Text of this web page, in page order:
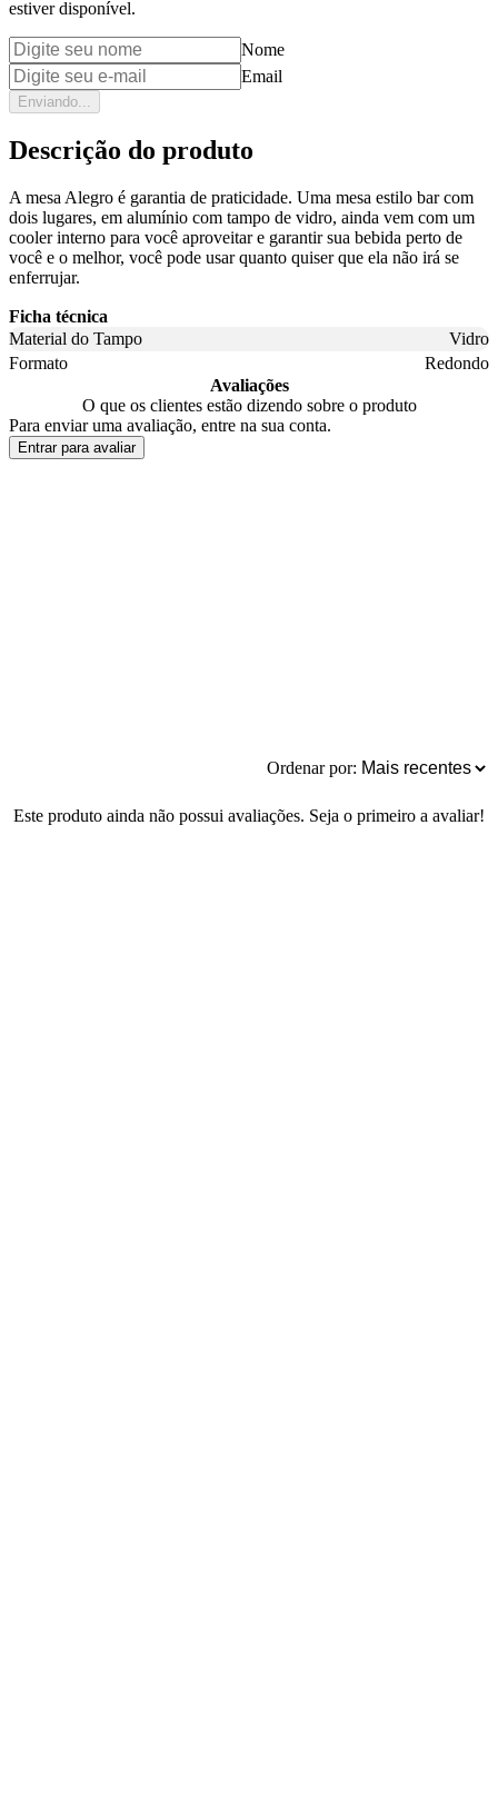
estiver disponível.
Nome
Email
Enviando...
Descrição do produto
A mesa Alegro é garantia de praticidade. Uma mesa estilo bar com
dois lugares, em alumínio com tampo de vidro, ainda vem com um
cooler interno para você aproveitar e garantir sua bebida perto de
você e o melhor, você pode usar quanto quiser que ela não irá se
enferrujar.
Ficha técnica
Material do Tampo
Vidro
Formato
Redondo
Avaliações
O que os clientes estão dizendo sobre o produto
Para enviar uma avaliação, entre na sua conta.
Entrar para avaliar
Ordenar por:
Este produto ainda não possui avaliações. Seja o primeiro a avaliar!